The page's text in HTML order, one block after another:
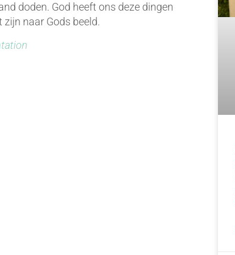
doden. God heeft ons deze dingen
naar Gods beeld.